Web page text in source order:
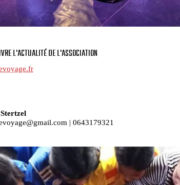
L'ACTUALITÉ DE L'ASSOCIATION
| 0643179321